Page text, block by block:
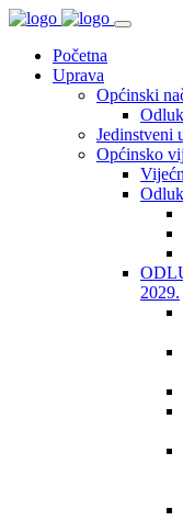
Početna
Uprava
Općinski
Jedinstveni
Općinsko
2029.